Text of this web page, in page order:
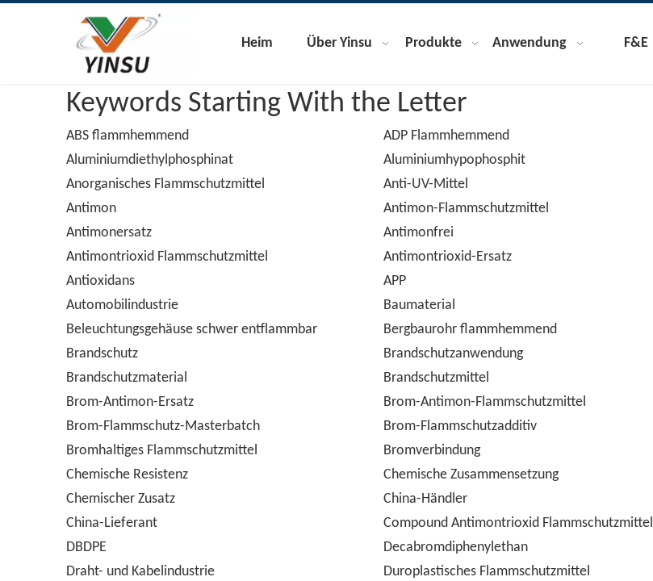
Heim Über Yinsu Produkte Anwendung F&E
Keywords Starting With the Letter
ABS flammhemmend ADP Flammhemmend
Aluminiumdiethylphosphinat
Aluminiumhypophosphit
Anorganisches Flammschutzmittel
Anti-UV-Mittel
Antimon
Antimon-Flammschutzmittel
Antimonersatz
Antimonfrei
Antimontrioxid Flammschutzmittel
Antimontrioxid-Ersatz
Antioxidans
APP
Automobilindustrie
Baumaterial
Beleuchtungsgehäuse schwer entflammbar
Bergbaurohr flammhemmend
Brandschutz
Brandschutzanwendung
Brandschutzmaterial
Brandschutzmittel
Brom-Antimon-Ersatz
Brom-Antimon-Flammschutzmittel
Brom-Flammschutz-Masterbatch
Brom-Flammschutzadditiv
Bromhaltiges Flammschutzmittel
Bromverbindung
Chemische Resistenz
Chemische Zusammensetzung
Chemischer Zusatz
China-Händler
China-Lieferant
Compound Antimontrioxid Flammschutzmittel
DBDPE
Decabromdiphenylethan
Draht- und Kabelindustrie
Duroplastisches Flammschutzmittel